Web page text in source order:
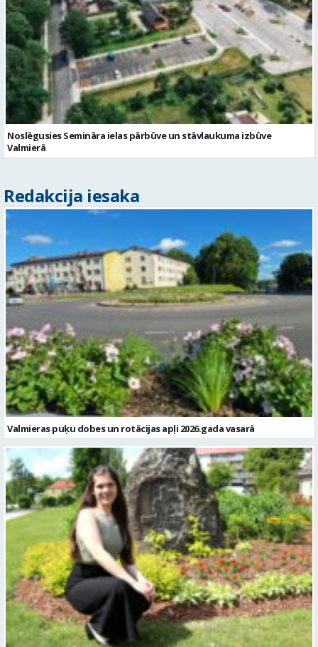
Noslēgusies Semināra ielas pārbūve un stāvlaukuma izbūve
Valmierā
Redakcija iesaka
Valmieras puķu dobes un rotācijas apļi 2026.gada vasarā